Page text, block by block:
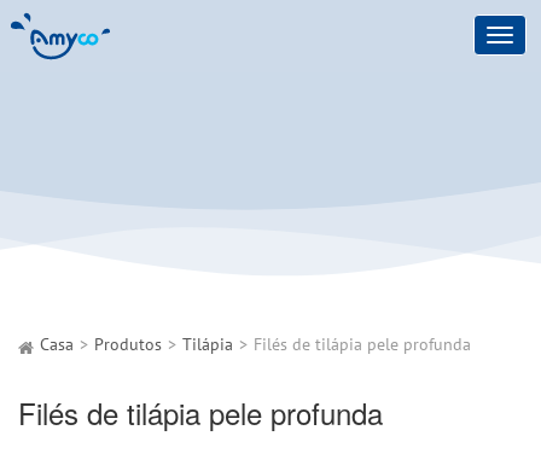
Casa Produtos Tilápia Filés de tilápia pele profunda
Filés de tilápia pele profunda